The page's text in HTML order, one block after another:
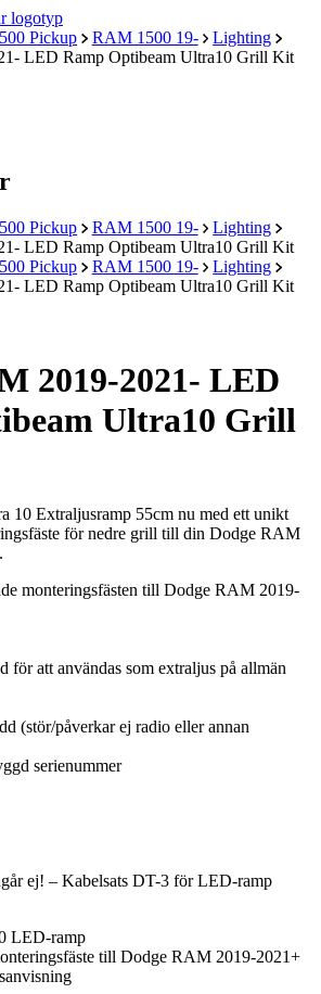
Pickup RAM 1500 19-
Lighting
LED Ramp Optibeam Ultra10 Grill Kit
Pickup RAM 1500 19-
Lighting
LED Ramp Optibeam Ultra10 Grill Kit
Pickup RAM 1500 19-
Lighting
LED Ramp Optibeam Ultra10 Grill Kit
2019-2021- LED
Ultra10 Grill
10 Extraljusramp 55cm nu med ett unikt
för nedre grill till din Dodge RAM
monteringsfästen till Dodge RAM 2019-
för att användas som extraljus på allmän
(stör/påverkar ej radio eller annan
serienummer
ej! – Kabelsats DT-3 för LED-ramp
LED-ramp
till Dodge RAM 2019-2021+